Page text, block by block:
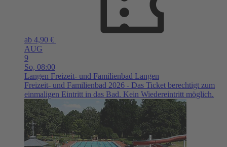
ab 4,90 €
AUG
9
So, 08:00
Langen Freizeit- und Familienbad Langen
Freizeit- und Familienbad 2026 - Das Ticket berechtigt zum
einmaligen Eintritt in das Bad. Kein Wiedereintritt möglich.